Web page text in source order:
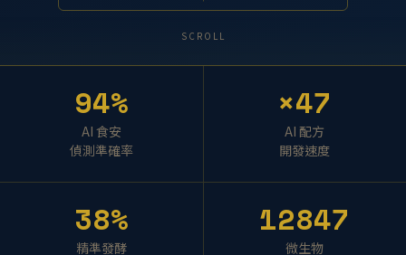
SCROLL
94%
AI 食安
偵測準確率
×47
AI 配方
開發速度
38%
精準發酵
12847
微生物